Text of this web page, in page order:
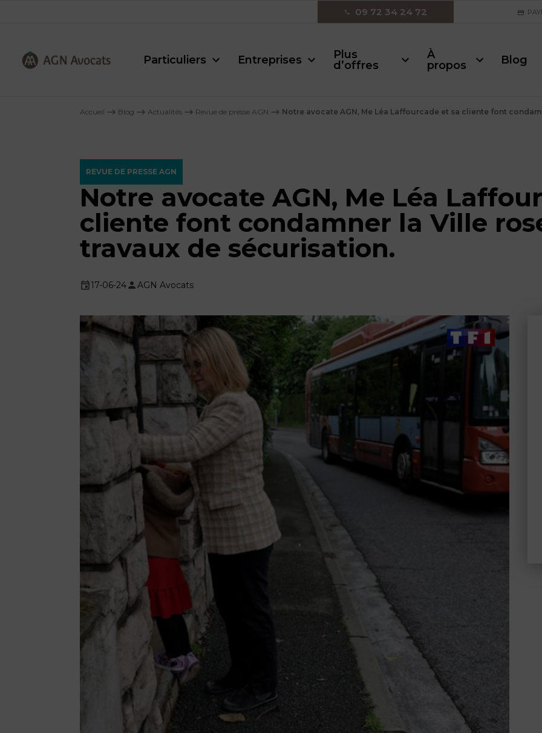
09 72 34 24 72
Particuliers Entreprises
Plus
d’offres
À
propos
Blog
Accueil ⟶ Blog ⟶ Actualités ⟶ Revue de presse AGN ⟶ Notre avocate AGN, Me Léa Laffourcade et sa cliente font
REVUE DE PRESSE AGN
Notre avocate AGN, Me Léa
cliente font condamner la Ville
travaux de sécurisation.
17-06-24 AGN Avocats